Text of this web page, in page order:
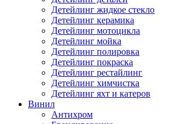
Детейлинг жидкое стекло
Детейлинг керамика
Детейлинг мотоцикла
Детейлинг мойка
Детейлинг полировка
Детейлинг покраска
Детейлинг рестайлинг
Детейлинг химчистка
Детейлинг яхт и катеров
Винил
Антихром